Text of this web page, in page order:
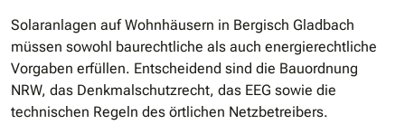
Solaranlagen auf Wohnhäusern in Bergisch Gladbach
müssen sowohl baurechtliche als auch energierechtliche
Vorgaben erfüllen. Entscheidend sind die Bauordnung
NRW, das Denkmalschutzrecht, das EEG sowie die
technischen Regeln des örtlichen Netzbetreibers.